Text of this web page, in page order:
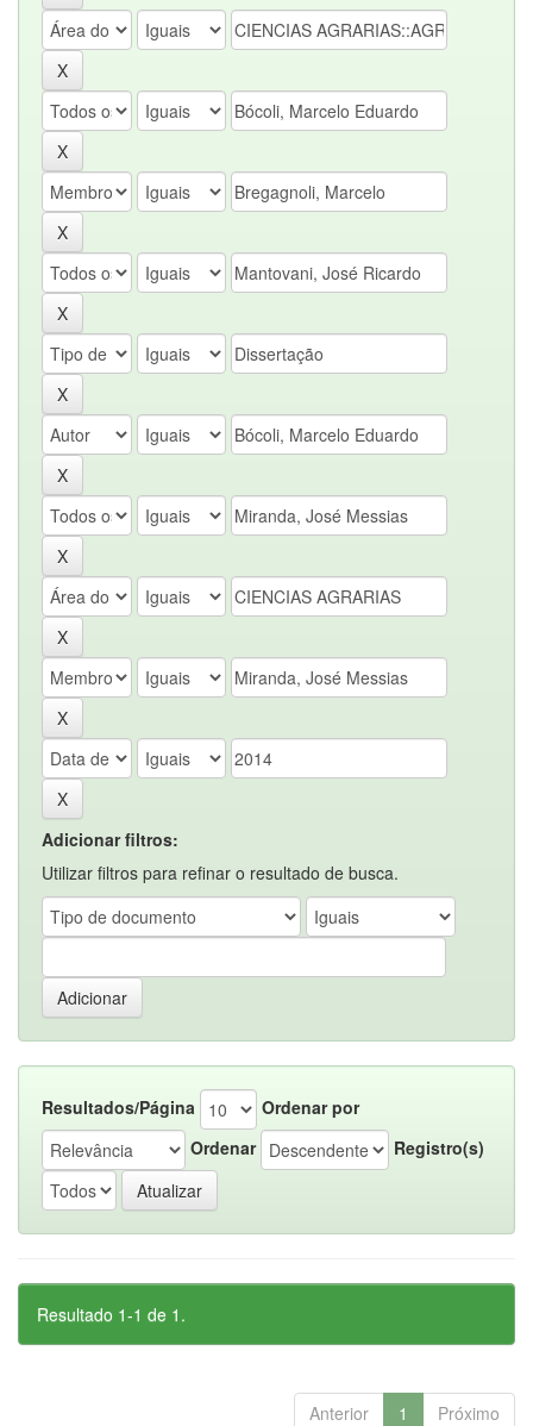
Adicionar filtros:
Utilizar filtros para refinar o resultado de busca.
Resultados/Página
Ordenar por
Ordenar
Registro(s)
Resultado 1-1 de 1.
Anterior 1 Próximo